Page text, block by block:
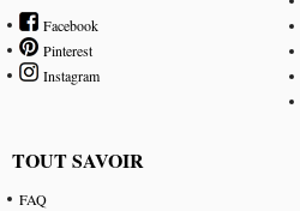
Facebook
Pinterest
Instagram
TOUT SAVOIR
FAQ